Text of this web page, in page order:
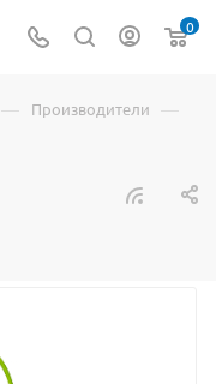
0
— Производители —